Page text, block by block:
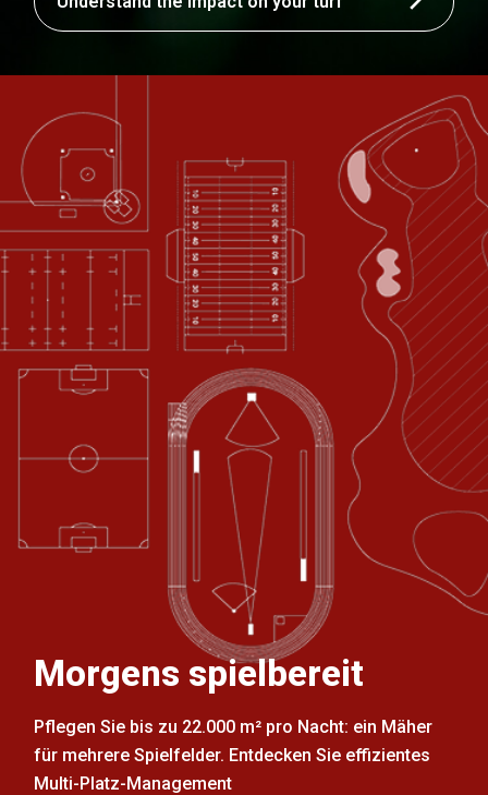
Morgens spielbereit
Pflegen Sie bis zu 22.000 m² pro Nacht: ein Mäher
für mehrere Spielfelder. Entdecken Sie effizientes
Multi-Platz-Management